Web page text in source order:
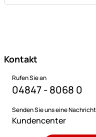
Kontakt
Rufen Sie an
04847 - 8068 0
Senden Sie uns eine Nachricht
Kundencenter